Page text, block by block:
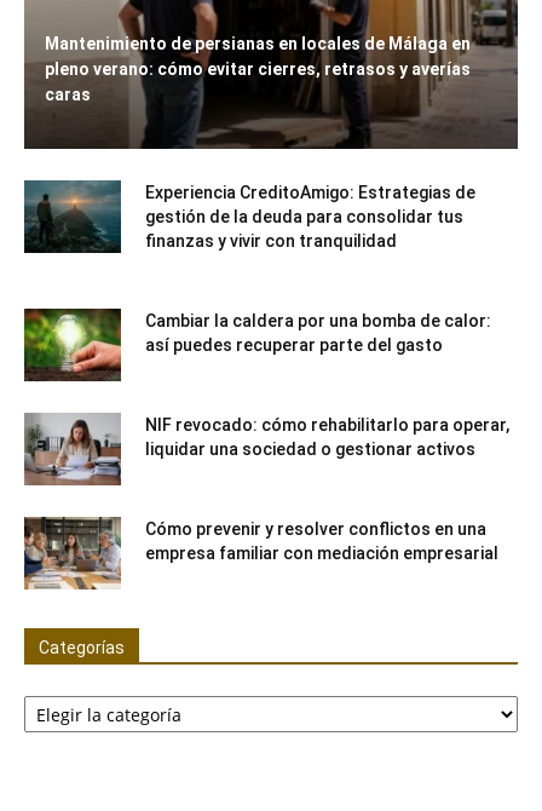
Mantenimiento de persianas en locales de Málaga en
pleno verano: cómo evitar cierres, retrasos y averías
caras
Experiencia CreditoAmigo: Estrategias de
gestión de la deuda para consolidar tus
finanzas y vivir con tranquilidad
Cambiar la caldera por una bomba de calor:
así puedes recuperar parte del gasto
NIF revocado: cómo rehabilitarlo para operar,
liquidar una sociedad o gestionar activos
Cómo prevenir y resolver conflictos en una
empresa familiar con mediación empresarial
Categorías
Categorías